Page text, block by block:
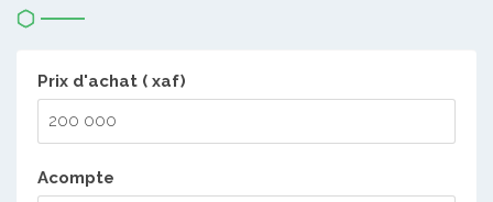
Prix d'achat ( xaf)
Acompte